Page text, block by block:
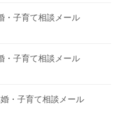
・子育て相談メール
・子育て相談メール
・子育て相談メール